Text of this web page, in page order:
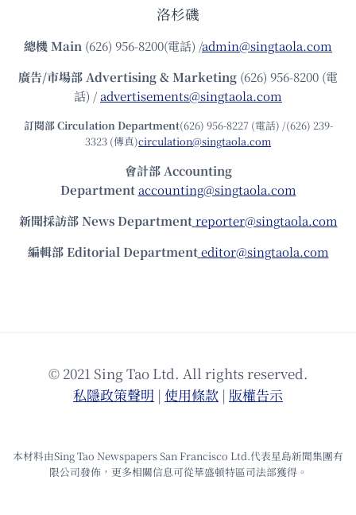
洛杉磯
總機Main (626) 956-8200(電話) /admin@singtaola.com
廣告/市場部Advertising & Marketing (626) 956-8200 (電
話) /advertisements@singtaola.com
訂閱部 Circulation Department(626) 956-8227 (電話) /(626) 239-
3323 (傳真)circulation@singtaola.com
會計部 Accounting
Department accounting@singtaola.com
新聞採訪部 News Department reporter@singtaola.com
編輯部 Editorial Department editor@singtaola.com
© 2021 Sing Tao Ltd. All rights reserved.
私隱政策聲明 | 使⽤條款 | 版權告⽰
本材料由Sing Tao Newspapers San Francisco Ltd.代表星島新聞集團有
限公司發佈，更多相關信息可從華盛頓特區司法部獲得。